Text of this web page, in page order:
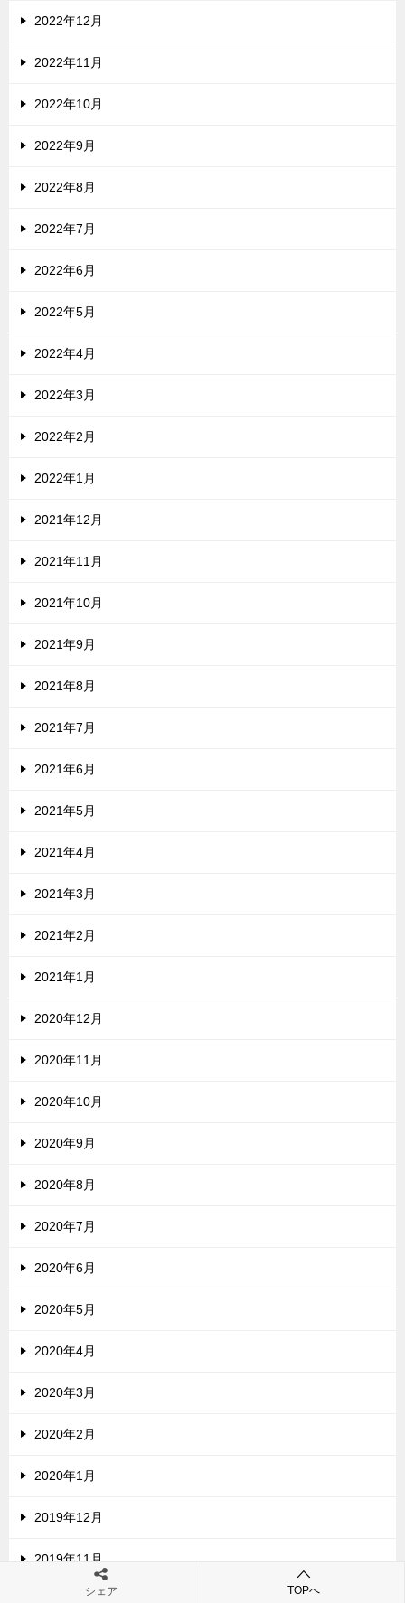
2022年12月
2022年11月
2022年10月
2022年9月
2022年8月
2022年7月
2022年6月
2022年5月
2022年4月
2022年3月
2022年2月
2022年1月
2021年12月
2021年11月
2021年10月
2021年9月
2021年8月
2021年7月
2021年6月
2021年5月
2021年4月
2021年3月
2021年2月
2021年1月
2020年12月
2020年11月
2020年10月
2020年9月
2020年8月
2020年7月
2020年6月
2020年5月
2020年4月
2020年3月
2020年2月
2020年1月
2019年12月
2019年11月
2019年10月
シェア TOPへ